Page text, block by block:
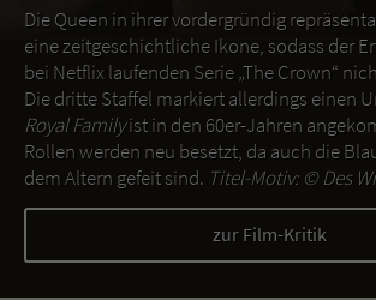
Die Queen in ihrer vordergründig
eine zeitgeschichtliche Ikone, sodass der
bei Netflix laufenden Serie „The Crown“
Die dritte Staffel markiert allerdings einen
Royal Familyist in den 60er-Jahren
Rollen werden neu besetzt, da auch die
dem Altern gefeit sind. Titel-Motiv: ©Des
zur Film-Kritik